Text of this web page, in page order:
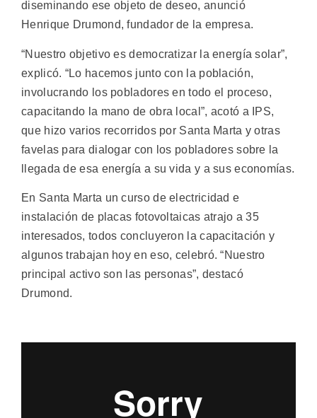
diseminando ese objeto de deseo, anunció
Henrique Drumond, fundador de la empresa.
“Nuestro objetivo es democratizar la energía solar”,
explicó. “Lo hacemos junto con la población,
involucrando los pobladores en todo el proceso,
capacitando la mano de obra local”, acotó a IPS,
que hizo varios recorridos por Santa Marta y otras
favelas para dialogar con los pobladores sobre la
llegada de esa energía a su vida y a sus economías.
En Santa Marta un curso de electricidad e
instalación de placas fotovoltaicas atrajo a 35
interesados, todos concluyeron la capacitación y
algunos trabajan hoy en eso, celebró. “Nuestro
principal activo son las personas”, destacó
Drumond.